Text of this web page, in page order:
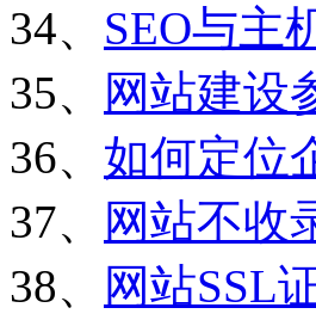
34、 SEO与主
35、
网站建设
36、 如何定位
37、
网站不收
38、
网站SSL